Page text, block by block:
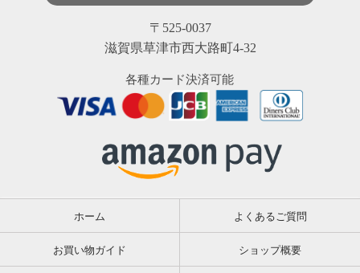
〒525-0037
滋賀県草津市西大路町4-32
各種カード決済可能
ホーム よくあるご質問
お買い物ガイド ショップ概要